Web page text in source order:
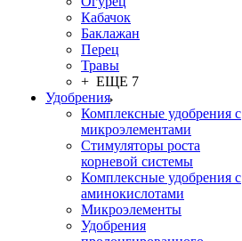
Кабачок
Баклажан
Перец
Травы
+ ЕЩЕ 7
Удобрения
Комплексные удобрения с
микроэлементами
Стимуляторы роста
корневой системы
Комплексные удобрения с
аминокислотами
Микроэлементы
Удобрения